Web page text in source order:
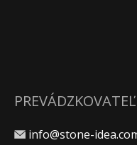
PREVÁDZKOVATEĽ
info@stone-